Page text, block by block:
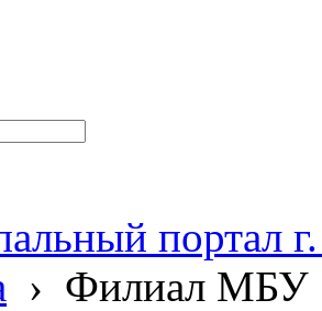
портал
› Филиал МБУ